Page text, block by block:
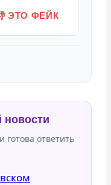
ЭТО ФЕЙК
новости
готова ответить